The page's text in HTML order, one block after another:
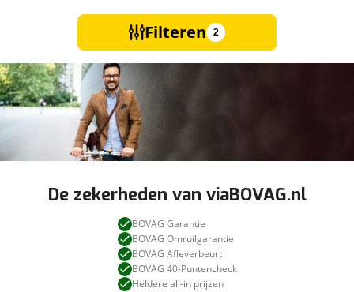
Filteren 2
De zekerheden van viaBOVAG.nl
BOVAG Garantie
BOVAG Omruilgarantie
BOVAG Afleverbeurt
BOVAG 40-Puntencheck
Heldere all-in prijzen